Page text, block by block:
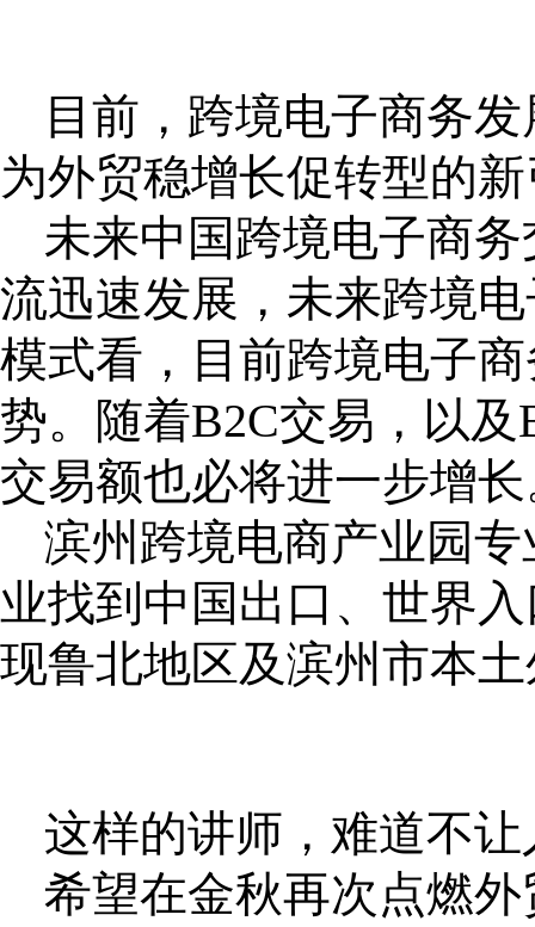
目前，跨境电子商务
为外贸稳增长促转型的
未来中国跨境电子商
流迅速发展，未来跨境
模式看，目前跨境电子
势。随着B2C交易，以
交易额也必将进一步增
滨州跨境电商产业园
业找到中国出口、世界
现鲁北地区及滨州市本
这样的讲师，难道不
希望在金秋再次点燃